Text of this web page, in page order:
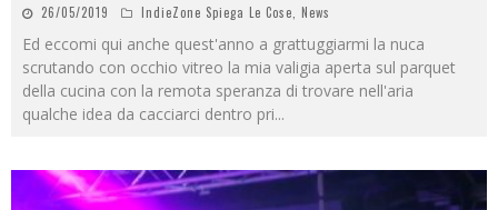
26/05/2019 IndieZone Spiega Le Cose, News
Ed eccomi qui anche quest'anno a grattuggiarmi la nuca
scrutando con occhio vitreo la mia valigia aperta sul parquet
della cucina con la remota speranza di trovare nell'aria
qualche idea da cacciarci dentro pri...